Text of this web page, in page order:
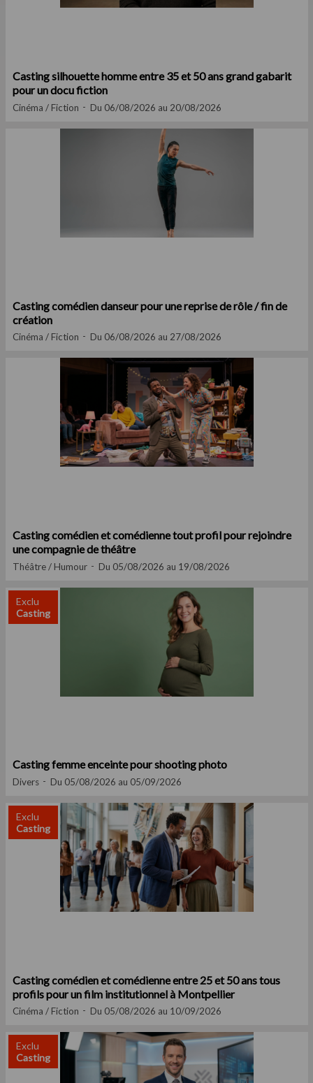
Casting silhouette homme entre 35 et 50 ans grand gabarit
pour un docu fiction
Cinéma / Fiction Du 06/08/2026 au 20/08/2026
Casting comédien danseur pour une reprise de rôle / fin de
création
Cinéma / Fiction Du 06/08/2026 au 27/08/2026
Casting comédien et comédienne tout profil pour rejoindre
une compagnie de théâtre
Théâtre / Humour Du 05/08/2026 au 19/08/2026
Exclu
Casting
Casting femme enceinte pour shooting photo
Divers Du 05/08/2026 au 05/09/2026
Exclu
Casting
Casting comédien et comédienne entre 25 et 50 ans tous
profils pour un film institutionnel à Montpellier
Cinéma / Fiction Du 05/08/2026 au 10/09/2026
Exclu
Casting